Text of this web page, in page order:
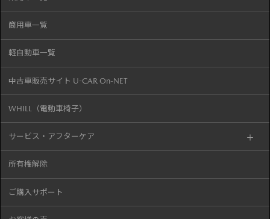
商用車一覧
軽自動車一覧
中古車販売サイト U-CAR On-NET
WHILL（電動車椅子）
サービス・アフターケア
所有権解除
ご購入サポート